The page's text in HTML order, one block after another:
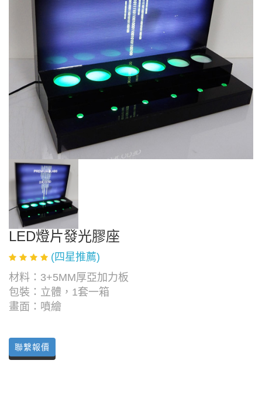
LED燈片發光膠座
(四星推薦)
材料：3+5MM厚亞加力板
包裝：立體，1套一箱
畫面：噴繪
聯繫報價